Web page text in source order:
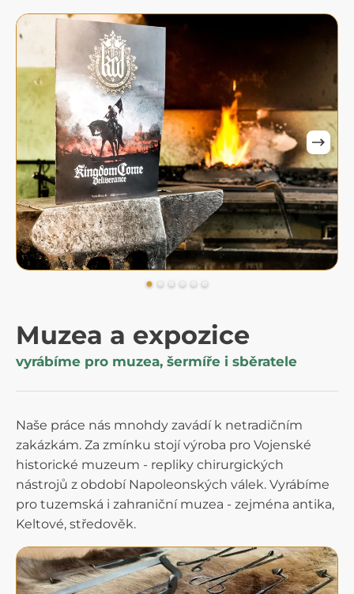
Muzea a expozice
vyrábíme pro muzea, šermíře i sběratele
Naše práce nás mnohdy zavádí k netradičním
zakázkám. Za zmínku stojí výroba pro Vojenské
historické muzeum - repliky chirurgických
nástrojů z období Napoleonských válek. Vyrábíme
pro tuzemská i zahraniční muzea - zejména antika,
Keltové, středověk.